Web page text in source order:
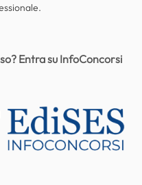
Entra su InfoConcorsi